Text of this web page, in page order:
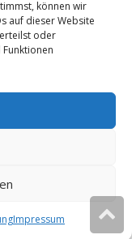
können wir
auf dieser Website
oder
Impressum
Webhoster
deren
für eine typische
beliebten CMS-
Auf
ich diese
aus und gebe euch
für den idealen
Weitere Infos